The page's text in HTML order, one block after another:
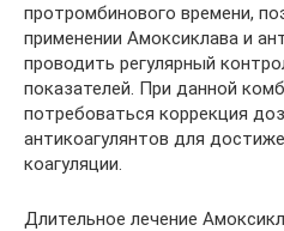
протромбинового времени,
применении Амоксиклава и
проводить регулярный
показателей. При данной
потребоваться коррекция
антикоагулянтов для
коагуляции.
Длительное лечение